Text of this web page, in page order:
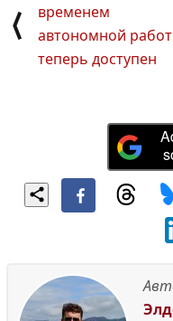
⟨
временем
автономной
теперь доступен